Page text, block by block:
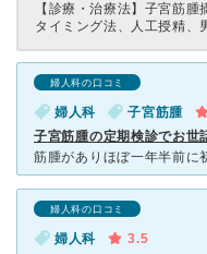
【診療・治療法】 子宮筋腫
タイミング法、人工授精、
婦人科の口コミ
婦人科 子宮筋腫
子宮筋腫の定期検診でお世
婦人科の口コミ
婦人科
3.5